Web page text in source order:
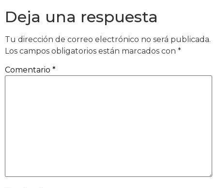
Deja una respuesta
Tu dirección de correo electrónico no será publicada.
Los campos obligatorios están marcados con *
Comentario *